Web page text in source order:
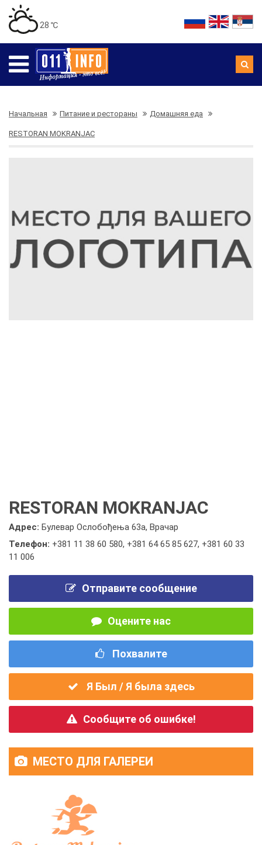
28 ℃
Начальная Питание и рестораны Домашняя еда
RESTORAN MOKRANJAC
RESTORAN MOKRANJAC
Адрес: Булевар Ослобођења 63а, Врачар
Телефон: +381 11 38 60 580, +381 64 65 85 627, +381 60 33
11 006
Отправите сообщение
Оцените нас
Похвалите
Я Был / Я была здесь
Сообщите об ошибке!
МЕСТО ДЛЯ ГАЛЕРЕИ